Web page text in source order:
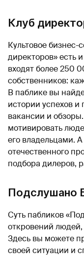
Клуб
Культовое бизнес-
директоров» есть
входят более 250
собственников:
В паблике вы
истории успехов и
вакансии и
мотивировать
его владельцами.
отечественного
подбора дилеров,
Подслушано
Суть пабликов
откровений
Здесь вы можете
своей ситуации и